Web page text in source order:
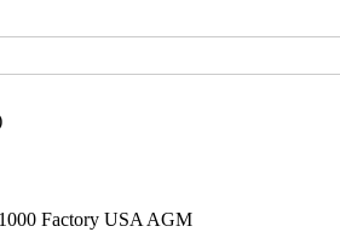
Factory USA AGM